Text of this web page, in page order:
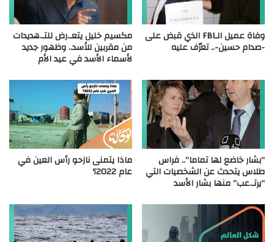
وفاة عميل الـFBI الذي قبض على
-صدام حسين-.. تعرّف عليه
مكسيم خليل يتعـ.رض للتـ.هديدات
من مقربين للأسد.. وظهور جديد
لأسماء الأسد في عيد الأم
“بشار خاضع لها تماما”.. فراس
طلاس يتحدث عن الشخصيات التي
“يرتـ.عب” منها بشار الأسد
ماذا يتمنى نازحو رأس العين في
عام 2022؟